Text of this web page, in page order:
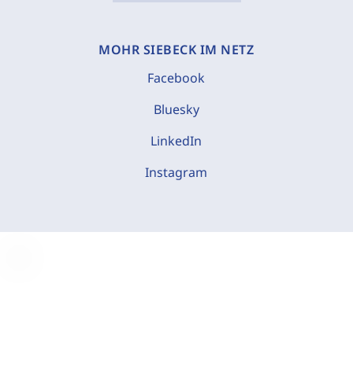
MOHR SIEBECK IM NETZ
Facebook
Bluesky
LinkedIn
Instagram